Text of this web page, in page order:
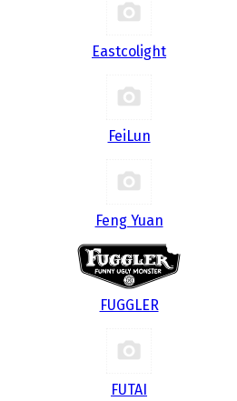
Eastcolight
FeiLun
Feng Yuan
FUGGLER
FUTAI